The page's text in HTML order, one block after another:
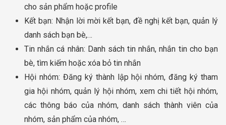
cho sản phẩm hoặc profile
Kết bạn: Nhận lời mời kết bạn, đề nghị kết bạn, quản lý
danh sách bạn bè,…
Tin nhắn cá nhân: Danh sách tin nhắn, nhắn tin cho bạn
bè, tìm kiếm hoặc xóa bỏ tin nhắn
Hội nhóm: Đăng ký thành lập hội nhóm, đăng ký tham
gia hội nhóm, quản lý hội nhóm, xem chi tiết hội nhóm,
các thông báo của nhóm, danh sách thành viên của
nhóm, sản phẩm của nhóm, …